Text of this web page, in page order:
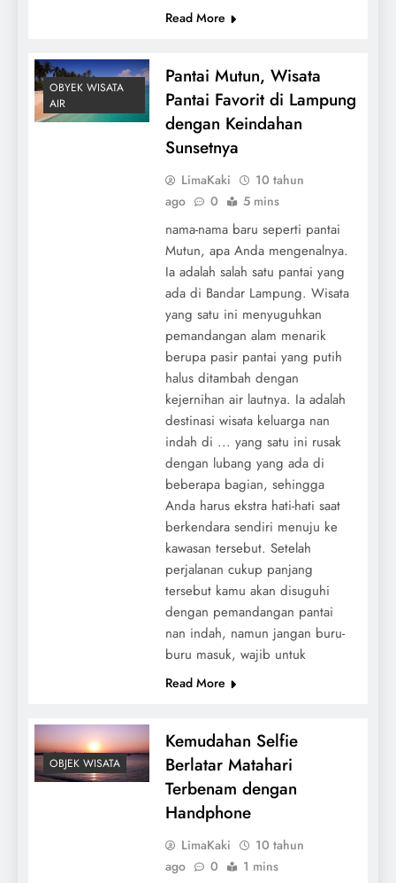
Read More
OBYEK WISATA
AIR
Pantai Mutun, Wisata
Pantai Favorit di Lampung
dengan Keindahan
Sunsetnya
LimaKaki
10 tahun
ago
0 5 mins
nama-nama baru seperti pantai
Mutun, apa Anda mengenalnya.
Ia adalah salah satu pantai yang
ada di Bandar Lampung. Wisata
yang satu ini menyuguhkan
pemandangan alam menarik
berupa pasir pantai yang putih
halus ditambah dengan
kejernihan air lautnya. Ia adalah
destinasi wisata keluarga nan
indah di ... yang satu ini rusak
dengan lubang yang ada di
beberapa bagian, sehingga
Anda harus ekstra hati-hati saat
berkendara sendiri menuju ke
kawasan tersebut. Setelah
perjalanan cukup panjang
tersebut kamu akan disuguhi
dengan pemandangan pantai
nan indah, namun jangan buru-
buru masuk, wajib untuk
Read More
OBJEK WISATA
Kemudahan Selfie
Berlatar Matahari
Terbenam dengan
Handphone
LimaKaki
10 tahun
ago
0 1 mins